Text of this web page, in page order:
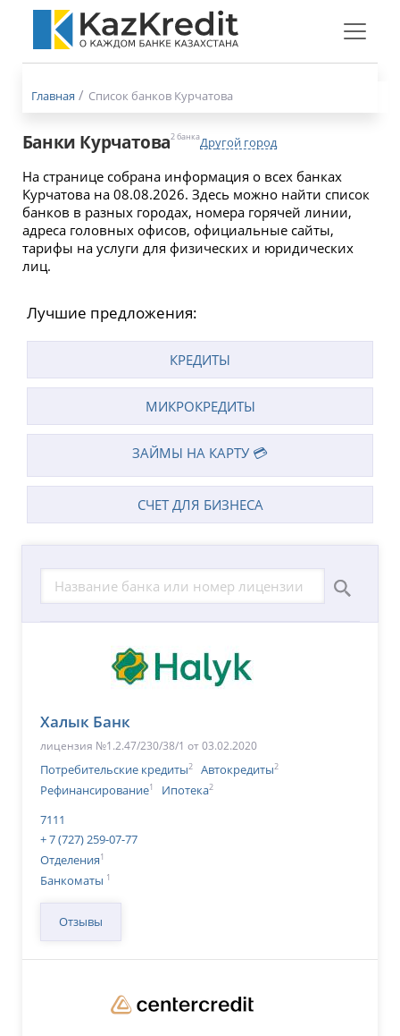
Меню
Главная Список банков Курчатова
Банки Курчатова2 банкаДругой город
На странице собрана информация о всех банках
Курчатова на 08.08.2026. Здесь можно найти список
банков в разных городах, номера горячей линии,
адреса головных офисов, официальные сайты,
тарифы на услуги для физических и юридических
лиц.
Лучшие предложения:
КРЕДИТЫ
МИКРОКРЕДИТЫ
ЗАЙМЫ НА КАРТУ 💳
СЧЕТ ДЛЯ БИЗНЕСА
Халык Банк
лицензия №1.2.47/230/38/1 от 03.02.2020
Потребительские кредиты2 Автокредиты2
Рефинансирование1 Ипотека2
7111
+ 7 (727) 259-07-77
Отделения1
Банкоматы 1
Отзывы